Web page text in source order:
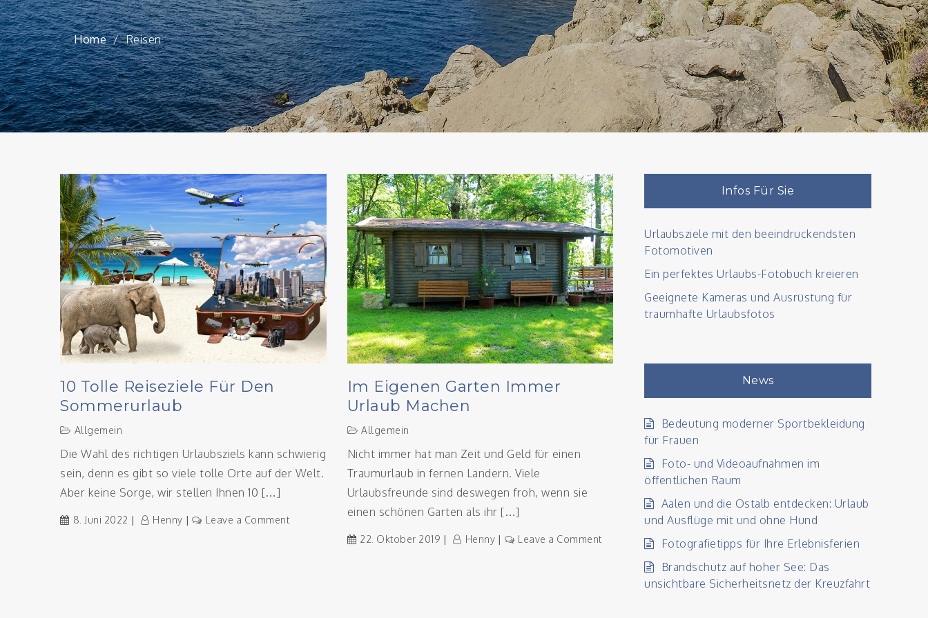
Home Reisen
10 Tolle Reiseziele Für Den
Sommerurlaub
Allgemein
Die Wahl des richtigen Urlaubsziels kann schwierig
sein, denn es gibt so viele tolle Orte auf der Welt.
Aber keine Sorge, wir stellen Ihnen 10 […]
8. Juni 2022 Henny Leave a Commenton
Im Eigenen Garten Immer
Urlaub Machen
Allgemein
Nicht immer hat man Zeit und Geld für einen
Traumurlaub in fernen Ländern. Viele
Urlaubsfreunde sind deswegen froh, wenn sie
einen schönen Garten als ihr […]
22. Oktober 2019 Henny Leave a Commenton
Infos Für Sie
Urlaubsziele mit den beeindruckendsten
Fotomotiven
Ein perfektes Urlaubs-Fotobuch kreieren
Geeignete Kameras und Ausrüstung für
traumhafte Urlaubsfotos
News
Bedeutung moderner Sportbekleidung
für Frauen
Foto- und Videoaufnahmen im
öffentlichen Raum
Aalen und die Ostalb entdecken: Urlaub
und Ausflüge mit und ohne Hund
Fotografietipps für Ihre Erlebnisferien
Brandschutz auf hoher See: Das
unsichtbare Sicherheitsnetz der Kreuzfahrt